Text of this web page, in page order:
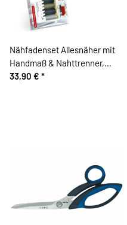
Nähfadenset Allesnäher mit
Handmaß & Nahttrenner,
Gütermann
33,90 € *